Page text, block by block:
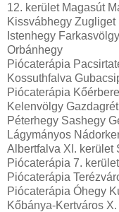
12. kerület Magasút
Kissvábhegy
Istenhegy
Orbánhegy
Piócaterápia
Kossuthfalva
Piócaterápia
Kelenvölgy
Péterhegy Sashegy
Lágymányos
Albertfalva XI. kerület
Piócaterápia 7.
Piócaterápia
Piócaterápia Óhegy
Kőbánya-Kertváros